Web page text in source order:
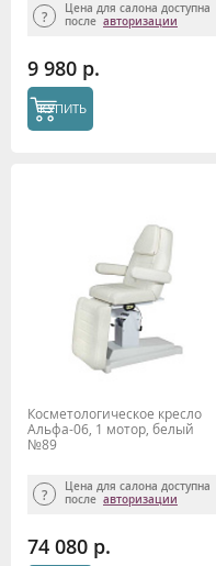
Цена для салона доступна
после авторизации
9 980 р.
КУПИТЬ
Косметологическое кресло
Альфа-06, 1 мотор, белый
№89
Цена для салона доступна
после авторизации
74 080 р.